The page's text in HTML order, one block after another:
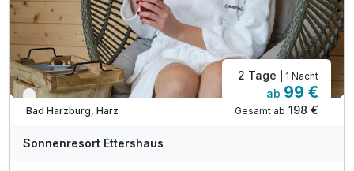
Nur noch bis Oktober
Bad Harzburg, Harz
2 Tage | 1 Nacht
ab 99 €
Gesamt ab 198 €
Sonnenresort Ettershaus